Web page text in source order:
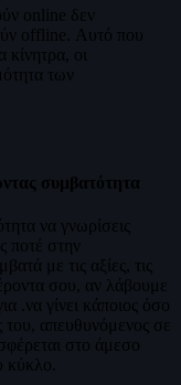
online δεν
offline. Αυτό που
οι
των
συμβατότητα
να γνωρίσεις
ποτέ στην
με τις αξίες, τις
σου, αν λάβουμε
.να γίνει κάποιος όσο
του, απευθυνόμενος σε
στο άμεσο
κύκλο.